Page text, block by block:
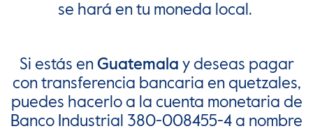
se hará en tu moneda local.
Si estás en Guatemala y deseas pagar
con transferencia bancaria en quetzales,
puedes hacerlo a la cuenta monetaria de
Banco Industrial 380-008455-4 a nombre